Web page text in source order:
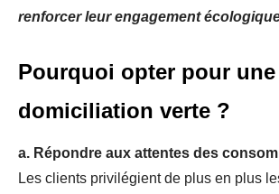
renforcer leur engagement
Pourquoi opter pour une
domiciliation verte ?
a. Répondre aux attentes des
Les clients privilégient de plus en plus